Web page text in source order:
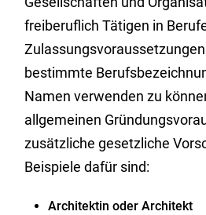
freiberuflich Tätigen in
bestimmte
Namen verwenden zu
allgemeinen
zusätzliche gesetzliche
Beispiele dafür sind:
Architektin oder Architekt